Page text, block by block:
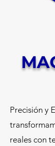
Precisión y
reales con